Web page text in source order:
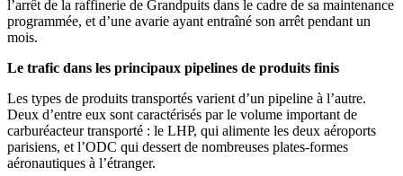
l’arrêt de la raffinerie de Grandpuits dans le cadre de sa maintenance
programmée, et d’une avarie ayant entraîné son arrêt pendant un
mois.
Le trafic dans les principaux pipelines de produits finis
Les types de produits transportés varient d’un pipeline à l’autre.
Deux d’entre eux sont caractérisés par le volume important de
carburéacteur transporté : le LHP, qui alimente les deux aéroports
parisiens, et l’ODC qui dessert de nombreuses plates-formes
aéronautiques à l’étranger.